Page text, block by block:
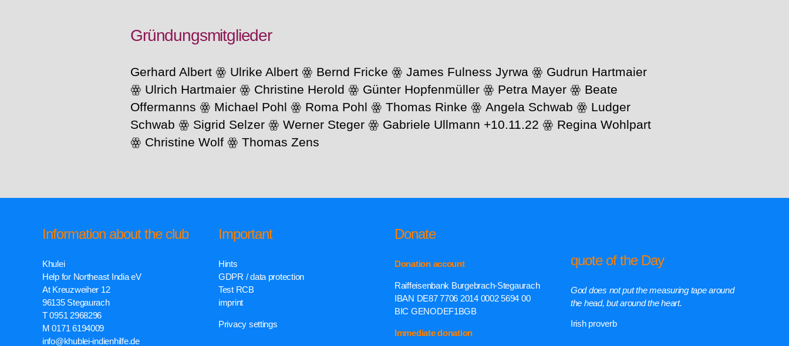
Gründungsmitglieder
Gerhard Albert ꙮ Ulrike Albert ꙮ Bernd Fricke ꙮ James Fulness Jyrwa ꙮ Gudrun Hartmaier
ꙮ Ulrich Hartmaier ꙮ Christine Herold ꙮ Günter Hopfenmüller ꙮ Petra Mayer ꙮ Beate
Offermanns ꙮ Michael Pohl ꙮ Roma Pohl ꙮ Thomas Rinke ꙮ Angela Schwab ꙮ Ludger
Schwab ꙮ Sigrid Selzer ꙮ Werner Steger ꙮ Gabriele Ullmann +10.11.22 ꙮ Regina Wohlpart
ꙮ Christine Wolf ꙮ Thomas Zens
Information about the club
Khulei
Help for Northeast India eV
At Kreuzweiher 12
96135 Stegaurach
T 0951 2968296
M 0171 6194009
info@khublei-indienhilfe.de
Important
Hints
GDPR / data protection
Test RCB
imprint
Privacy settings
Donate
Donation account
Raiffeisenbank Burgebrach-Stegaurach
IBAN DE87 7706 2014 0002 5694 00
BIC GENODEF1BGB
Immediate donation
quote of the Day
God does not put the measuring tape around
the head, but around the heart.
Irish proverb